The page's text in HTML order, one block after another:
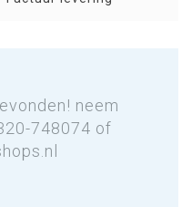
neem
748074 of